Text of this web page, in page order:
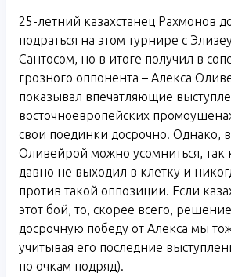
25-летний казахстанец Рахмонов
подраться на этом турнире с
Сантосом, но в итоге получил в
грозного оппонента – Алекса
показывал впечатляющие
восточноевропейских
свои поединки досрочно. Однако,
Оливейрой можно усомниться, так
давно не выходил в клетку и
против такой оппозиции. Если
этот бой, то, скорее всего,
досрочную победу от Алекса мы
учитывая его последние
по очкам подряд).